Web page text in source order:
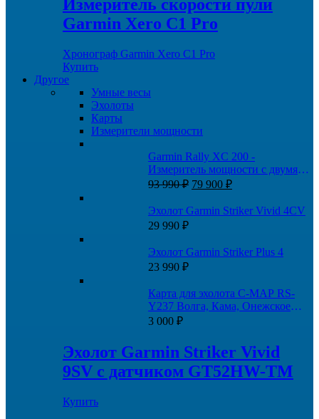
Измеритель скорости пули
Garmin Xero C1 Pro
Хронограф Garmin Xero C1 Pro
Купить
Другое
Умные весы
Эхолоты
Карты
Измерители мощности
Garmin Rally XC 200 -
Измеритель мощности с двумя
датчиками
93 990₽ Первоначальная
составляла
93
79 900 ₽Текущая
79
Эхолот Garmin Striker Vivid 4CV
29 990 ₽
Эхолот Garmin Striker Plus 4
23 990 ₽
Карта для эхолота C-MAP RS-
Y237 Волга, Кама, Онежское
озеро, и каналы
3 000 ₽
Эхолот Garmin Striker Vivid
9SV с датчиком GT52HW-TM
Купить